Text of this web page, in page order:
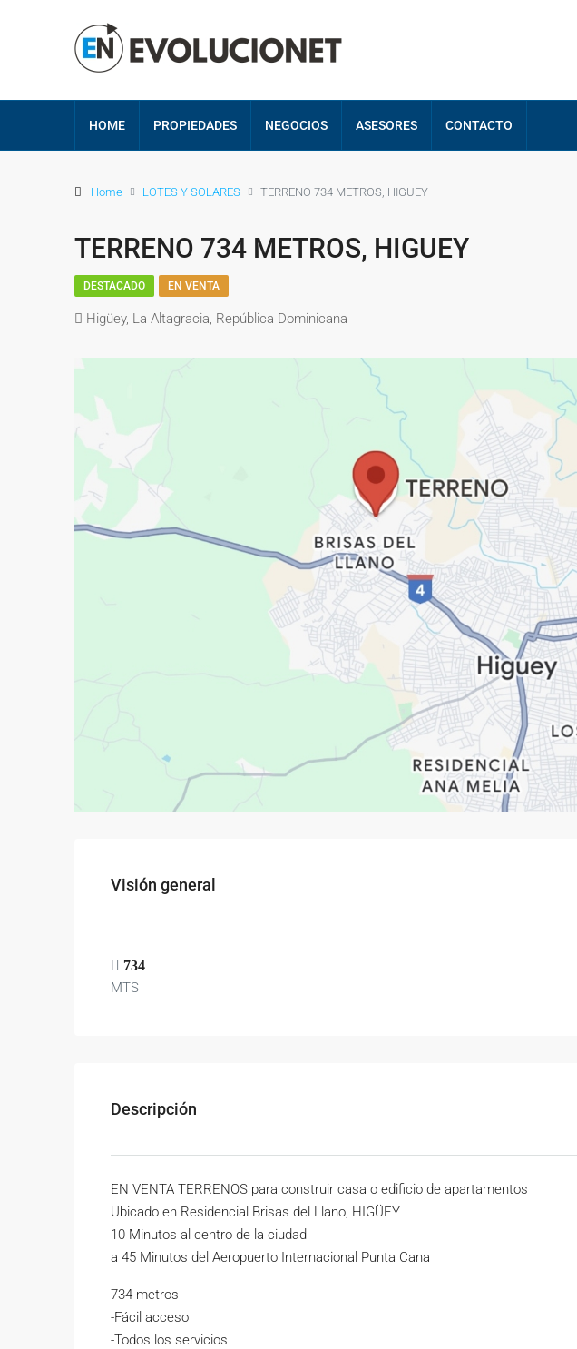
HOME PROPIEDADES NEGOCIOS ASESORES CONTACTO
Home LOTES Y SOLARES TERRENO 734 METROS, HIGUEY
TERRENO 734 METROS, HIGUEY
DESTACADO EN VENTA
Higüey, La Altagracia, República Dominicana
Visión general
734
MTS
Descripción
EN VENTA TERRENOS para construir casa o edificio de apartamentos
Ubicado en Residencial Brisas del Llano, HIGÜEY
10 Minutos al centro de la ciudad
a 45 Minutos del Aeropuerto Internacional Punta Cana
734 metros
-Fácil acceso
-Todos los servicios